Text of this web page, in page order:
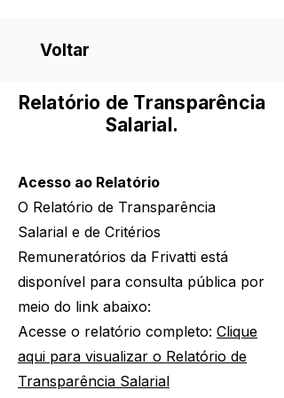
Voltar
Relatório de Transparência
Salarial.
Acesso ao Relatório
O Relatório de Transparência
Salarial e de Critérios
Remuneratórios da Frivatti está
disponível para consulta pública por
meio do link abaixo:
Acesse o relatório completo: Clique
aqui para visualizar o Relatório de
Transparência Salarial